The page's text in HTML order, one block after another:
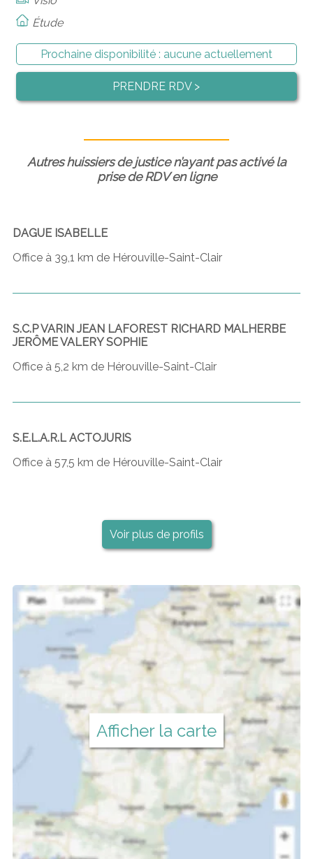
Étude
Prochaine disponibilité : aucune actuellement
PRENDRE RDV >
Autres huissiers de justice n’ayant pas activé la
prise de RDV en ligne
DAGUE ISABELLE
Office à 39,1 km de Hérouville-Saint-Clair
S.C.P VARIN JEAN LAFOREST RICHARD MALHERBE
JERÔME VALERY SOPHIE
Office à 5,2 km de Hérouville-Saint-Clair
S.E.L.A.R.L ACTOJURIS
Office à 57,5 km de Hérouville-Saint-Clair
Voir plus de profils
Afficher la carte